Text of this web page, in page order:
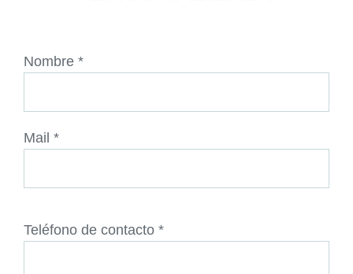
Nombre *
Mail *
Teléfono de contacto *